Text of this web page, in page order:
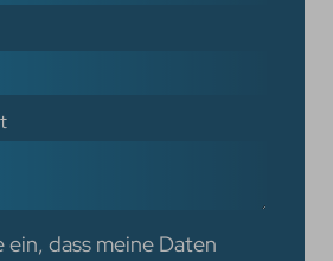
ein, dass meine Daten